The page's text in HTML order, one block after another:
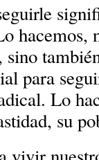
hacemos,
sino
para
Lo
su